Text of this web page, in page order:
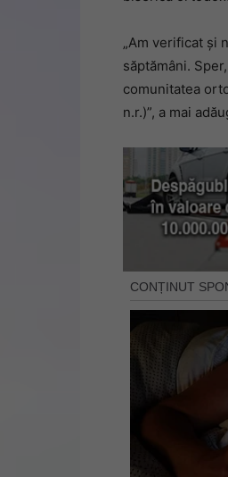
„Am verificat și
săptămâni.
comunitatea
n.r.)”, a mai